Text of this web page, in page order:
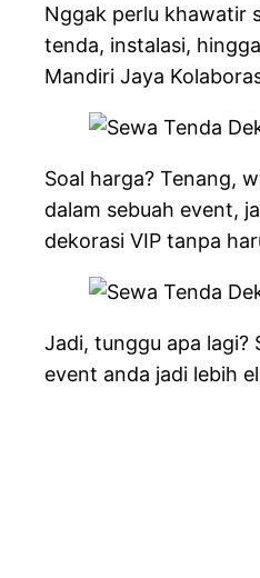
Nggak perlu khawatir
tenda, instalasi,
Mandiri Jaya
Soal harga? Tenang,
dalam sebuah event,
dekorasi VIP tanpa
Jadi, tunggu apa lagi?
event anda jadi lebih